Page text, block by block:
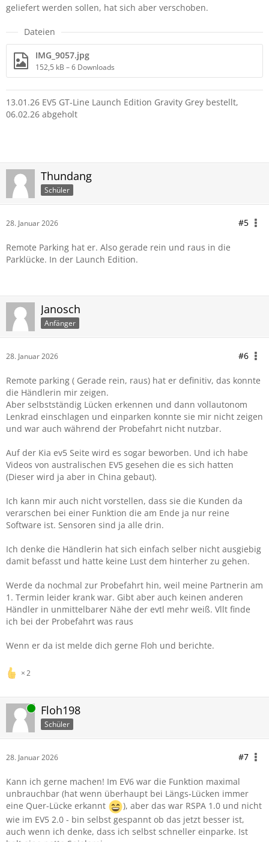
geliefert werden sollen, hat sich aber verschoben.
Dateien
IMG_9057.jpg
152,5 kB – 6 Downloads
13.01.26 EV5 GT-Line Launch Edition Gravity Grey bestellt,
06.02.26 abgeholt
Thundang
Schüler
28. Januar 2026 #5
Remote Parking hat er. Also gerade rein und raus in die
Parklücke. In der Launch Edition.
Janosch
Anfänger
28. Januar 2026 #6
Remote parking ( Gerade rein, raus) hat er definitiv, das konnte
die Händlerin mir zeigen.
Aber selbstständig Lücken erkennen und dann vollautonom
Lenkrad einschlagen und einparken konnte sie mir nicht zeigen
und war auch während der Probefahrt nicht nutzbar.
Auf der Kia ev5 Seite wird es sogar beworben. Und ich habe
Videos von australischen EV5 gesehen die es sich hatten
(Dieser wird ja aber in China gebaut).
Ich kann mir auch nicht vorstellen, dass sie die Kunden da
verarschen bei einer Funktion die am Ende ja nur reine
Software ist. Sensoren sind ja alle drin.
Ich denke die Händlerin hat sich einfach selber nicht ausgiebig
damit befasst und hatte keine Lust dem hinterher zu gehen.
Werde da nochmal zur Probefahrt hin, weil meine Partnerin am
1. Termin leider krank war. Gibt aber auch keinen anderen
Händler in unmittelbarer Nähe der evtl mehr weiß. Vllt finde
ich bei der Probefahrt was raus
Wenn er da ist melde dich gerne Floh und berichte.
2
Online Floh198
Schüler
28. Januar 2026 #7
Kann ich gerne machen! Im EV6 war die Funktion maximal
unbrauchbar (hat wenn überhaupt bei Längs-Lücken immer
eine Quer-Lücke erkannt
), aber das war RSPA 1.0 und nicht
wie im EV5 2.0 - bin selbst gespannt ob das jetzt besser ist,
auch wenn ich denke, dass ich selbst schneller einparke. Ist